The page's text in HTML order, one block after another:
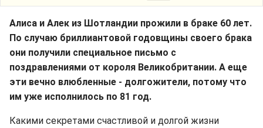
Алиса и Алек из Шотландии прожили в браке 60 лет.
По случаю бриллиантовой годовщины своего брака
они получили специальное письмо с
поздравлениями от короля Великобритании. А еще
эти вечно влюбленные - долгожители, потому что
им уже исполнилось по 81 год.
Какими секретами счастливой и долгой жизни